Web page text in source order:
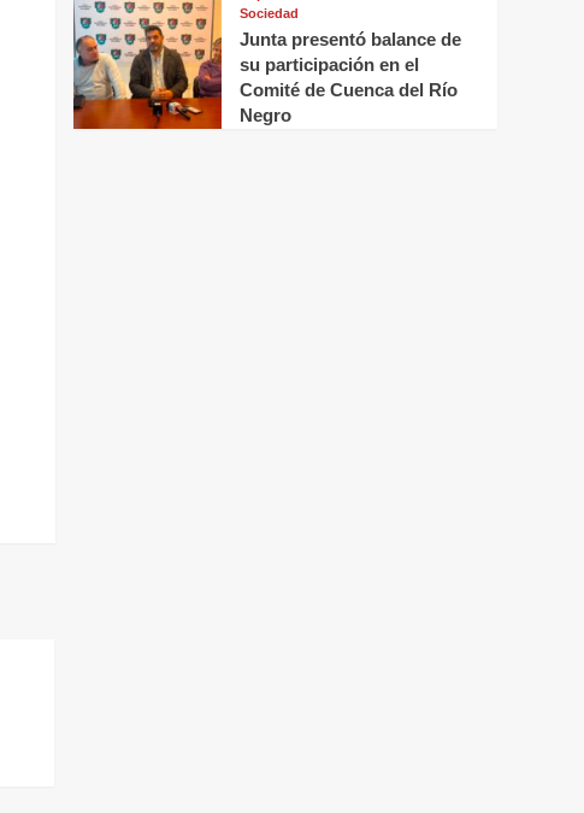
Sociedad
Junta presentó balance de
su participación en el
Comité de Cuenca del Río
Negro